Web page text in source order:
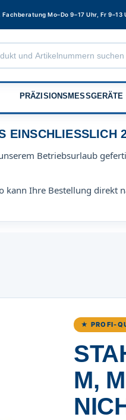
Fachberatung Mo–Do 9–17 Uhr, Fr 9–13
PRÄZISIONSMESSGERÄTE
Betriebsurlaub
kann Ihre Bestellung direkt
★ PROFI-
,